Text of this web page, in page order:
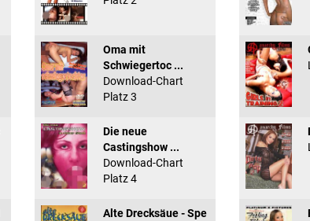
Oma mit
Schwiegertoc ...
Download-Chart
Platz 3
Die neue
Castingshow ...
Download-Chart
Platz 4
Alte Drecksäue - Spe